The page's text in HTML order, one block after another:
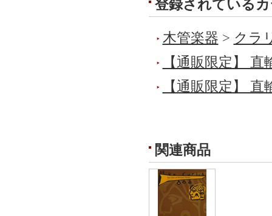
登録されている
木管楽器 > クラ
【通販限定】 直
【通販限定】 直
関連商品